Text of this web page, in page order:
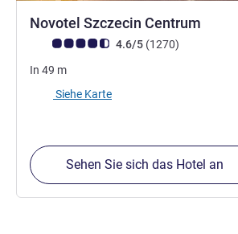
Novotel Szczecin Centrum
Note Kundenmeinungen (Bewertung ALL)
4.6/5 (1270Bewertungen
)
In 49 m
Siehe Karte
Sehen Sie sich das Hotel an